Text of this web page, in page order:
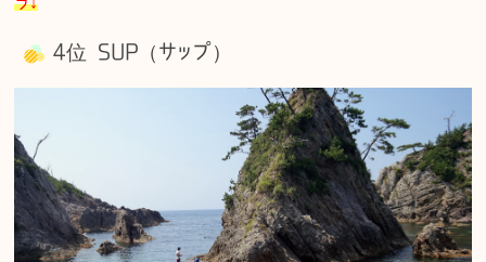
4位 SUP（サップ）